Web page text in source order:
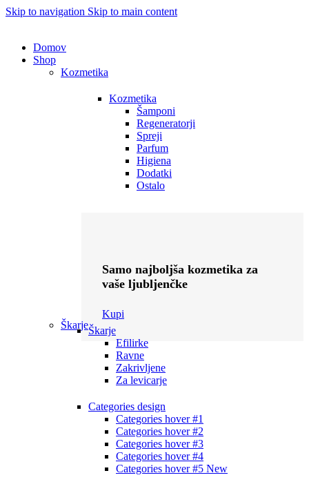
Skip to navigation Skip to main content
Domov
Shop
Kozmetika
Kozmetika
Šamponi
Regeneratorji
Spreji
Parfum
Higiena
Dodatki
Ostalo
Samo najboljša kozmetika za
vaše ljubljenčke
Kupi
ŠkarjeŠkarje
Efilirke
Ravne
Zakrivljene
Za levicarje
Categories design
Categories hover #1
Categories hover #2
Categories hover #3
Categories hover #4
Categories hover #5 New